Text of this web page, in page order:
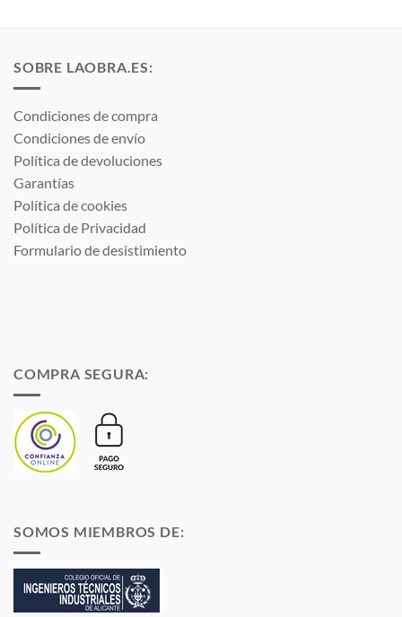
SOBRE LAOBRA.ES:
Condiciones de compra
Condiciones de envío
Política de devoluciones
Garantías
Política de cookies
Política de Privacidad
Formulario de desistimiento
COMPRA SEGURA:
SOMOS MIEMBROS DE: